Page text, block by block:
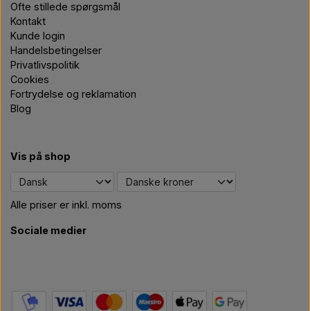
Ofte stillede spørgsmål
Kontakt
Kunde login
Handelsbetingelser
Privatlivspolitik
Cookies
Fortrydelse og reklamation
Blog
Vis på shop
Alle priser er inkl. moms
Sociale medier